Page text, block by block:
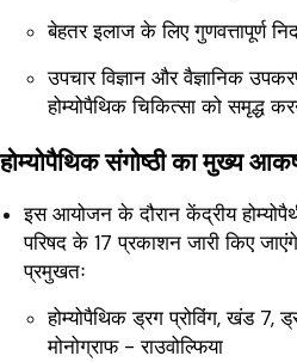
बेहतर इलाज के लिए गुणवत्तापूर्ण
उपचार विज्ञान और वैज्ञानिक
होम्योपैथिक चिकित्सा को समृद्ध
होम्योपैथिक संगोष्ठी का मुख्य
इस आयोजन के दौरान केंद्रीय
परिषद के 17 प्रकाशन जारी किए
प्रमुखतः
होम्योपैथिक ड्रग प्रोविंग, खंड 7,
मोनोग्राफ - राउवोल्फिया